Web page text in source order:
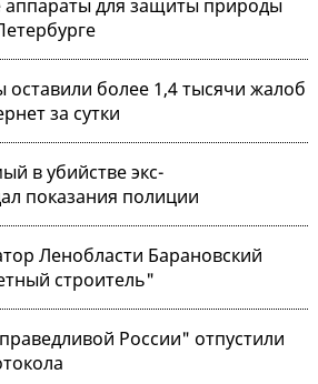
аппараты для защиты природы
более 1,4 тысячи жалоб
за сутки
в убийстве экс-
показания полиции
Ленобласти Барановский
строитель"
России" отпустили